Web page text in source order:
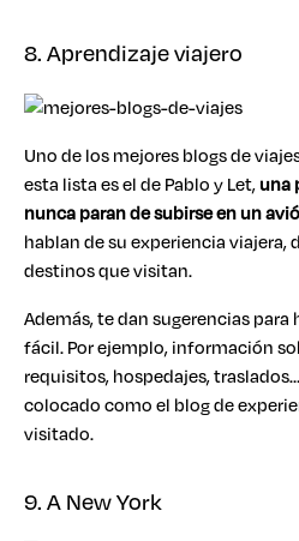
8. Aprendizaje viajero
Uno de los mejores blogs de
esta lista es el de Pablo y Let,una
nunca paran de subirse en un
hablan de su experiencia viajera,
destinos que visitan.
Además, te dan sugerencias
fácil. Por ejemplo, información
requisitos, hospedajes,
colocado como el blog de
visitado.
9. A New York